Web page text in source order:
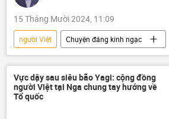
15 Tháng Mười 2024, 11:09
người Việt
Chuyện đáng kinh ngạc
Việt Nam
game
thanh niên
Apple
Văn hóa
sáng tạo
Tác giả
Quan điểm-Ý kiến
Vực dậy sau siêu bão Yagi: cộng đồng
người Việt tại Nga chung tay hướng về
Tổ quốc